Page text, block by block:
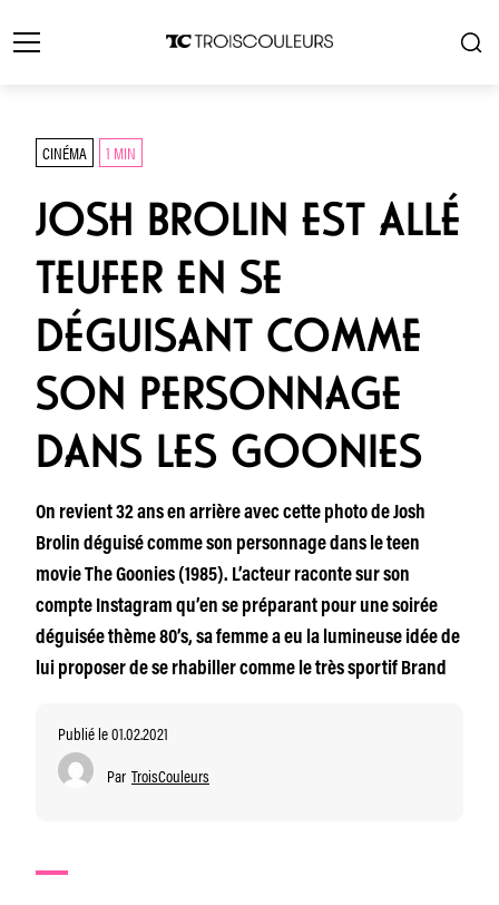
CINÉMA 1 MIN
JOSH BROLIN EST ALLÉ
TEUFER EN SE
DÉGUISANT COMME
SON PERSONNAGE
DANS LES GOONIES
On revient 32 ans en arrière avec cette photo de Josh
Brolin déguisé comme son personnage dans le teen
movie The Goonies (1985). L’acteur raconte sur son
compte Instagram qu’en se préparant pour une soirée
déguisée thème 80’s, sa femme a eu la lumineuse idée de
lui proposer de se rhabiller comme le très sportif Brand
Publié le 01.02.2021
Par TroisCouleurs